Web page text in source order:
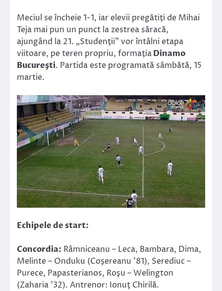
Meciul se încheie 1-1, iar elevii pregătiţi de Mihai
Teja mai pun un punct la zestrea săracă,
ajungând la 21. „Studenţii” vor întâlni etapa
viitoare, pe teren propriu, formaţiaDinamo
Bucureşti. Partida este programată sâmbătă, 15
martie.
Echipele de start:
Concordia: Râmniceanu – Leca, Bambara, Dima,
Melinte – Onduku (Coşereanu ’81), Serediuc –
Purece, Papasterianos, Roşu – Welington
(Zaharia ’32). Antrenor: Ionuţ Chirilă.